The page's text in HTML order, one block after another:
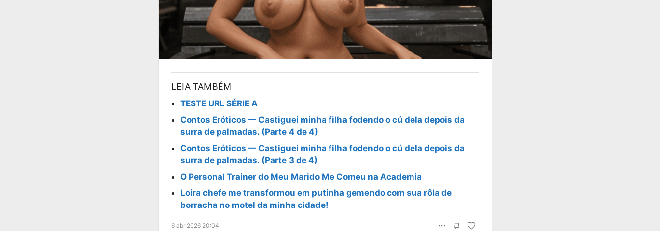
LEIA TAMBÉM
TESTE URL SÉRIE A
Contos Eróticos — Castiguei minha filha fodendo o cú dela depois da
surra de palmadas. (Parte 4 de 4)
Contos Eróticos — Castiguei minha filha fodendo o cú dela depois da
surra de palmadas. (Parte 3 de 4)
O Personal Trainer do Meu Marido Me Comeu na Academia
Loira chefe me transformou em putinha gemendo com sua rôla de
borracha no motel da minha cidade!
6 abr 2026 20:04